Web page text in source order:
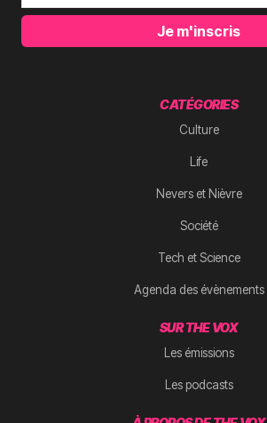
Je m'inscris
CATÉGORIES
Culture
Life
Nevers et Nièvre
Société
Tech et Science
Agenda des évènements
SUR THE VOX
Les émissions
Les podcasts